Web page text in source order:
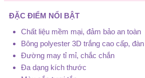
ĐẶC ĐIỂM NỔI BẬT
Chất liệu mềm mại, đảm bảo an toàn
Bông polyester 3D trắng cao cấp,
Đường may tỉ mỉ, chắc chắn
Đa dạng kích thước